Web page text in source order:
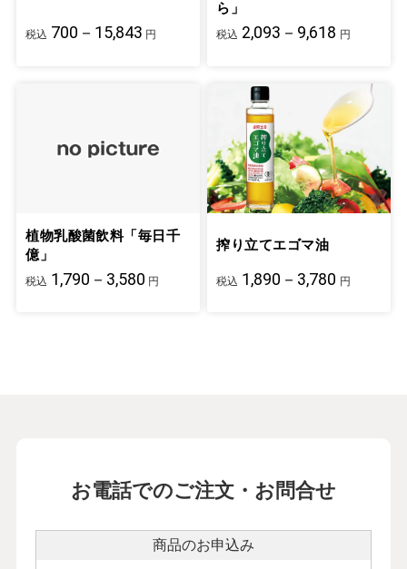
税込 700－15,843 円
ら」
税込 2,093－9,618 円
植物乳酸菌飲料「毎日千
億」
税込 1,790－3,580 円
搾り立てエゴマ油
税込 1,890－3,780 円
お電話でのご注文・お問合せ
商品のお申込み